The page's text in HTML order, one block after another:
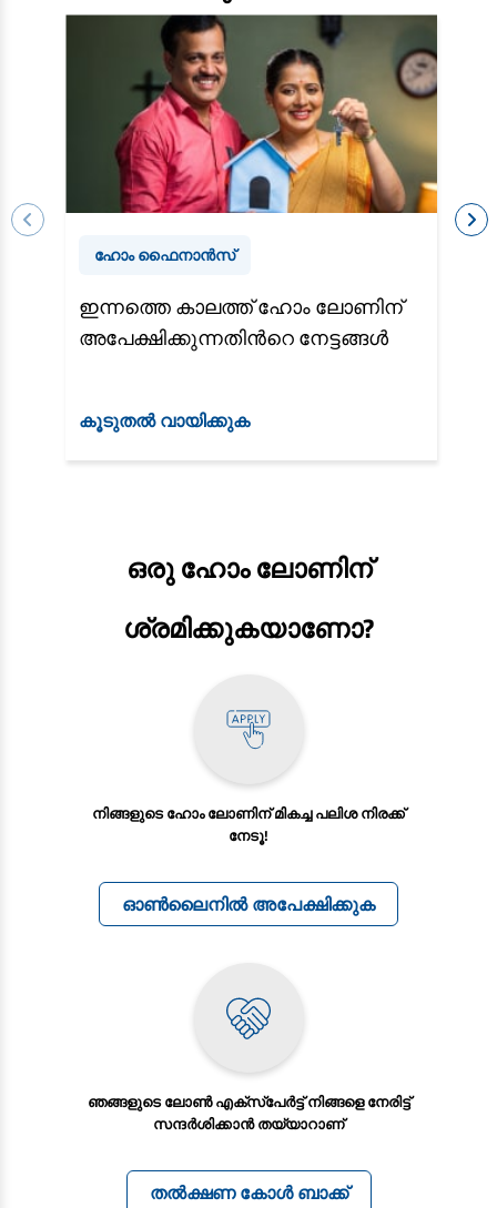
ഹോം ഫൈനാന്‍സ്
ഇന്നത്തെ കാലത്ത് ഹോം ലോണിന്
അപേക്ഷിക്കുന്നതിന്‍റെ നേട്ടങ്ങൾ
കൂടുതൽ വായിക്കുക
ഒരു ഹോം ലോണിന്
ശ്രമിക്കുകയാണോ?
നിങ്ങളുടെ ഹോം ലോണിന് മികച്ച പലിശ നിരക്ക്
നേടൂ!
ഓണ്‍ലൈനില്‍ അപേക്ഷിക്കുക
ഞങ്ങളുടെ ലോൺ എക്സ്പേര്‍ട്ട്‌ നിങ്ങളെ നേരിട്ട്
സന്ദർശിക്കാൻ തയ്യാറാണ്
തൽക്ഷണ കോൾ ബാക്ക്